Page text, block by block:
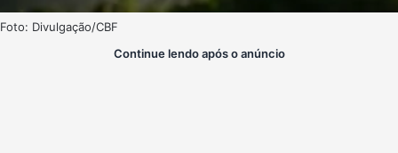
Foto: Divulgação/CBF
Continue lendo após o anúncio